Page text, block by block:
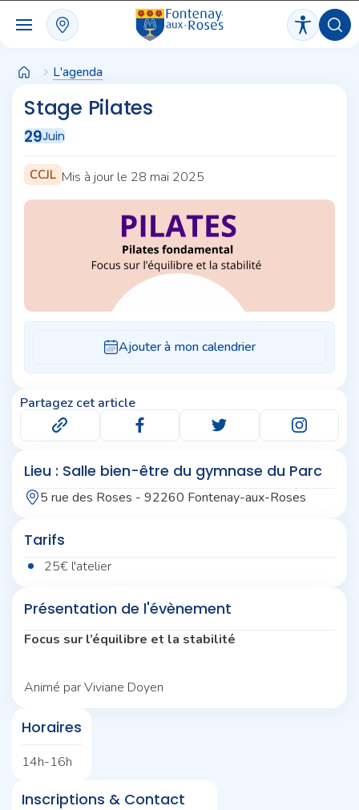
L'agenda
Stage Pilates
29Juin
CCJL Mis à jour le 28 mai 2025
Partagez cet article
Lieu : Salle bien-être du gymnase du Parc
5 rue des Roses - 92260 Fontenay-aux-Roses
Tarifs
25€ l'atelier
Présentation de l'évènement
Focus sur l’équilibre et la stabilité
Animé par Viviane Doyen
Horaires
14h-16h
Inscriptions & Contact
Panneau de gestion des cookies